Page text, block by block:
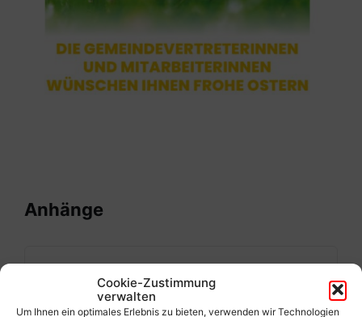
Cookie-Zustimmung
verwalten
Um Ihnen ein optimales Erlebnis zu bieten, verwenden wir Technologien
Anhänge
2024%20INT.pdf
EXTERN